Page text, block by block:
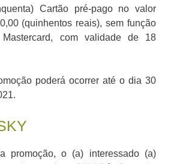
Cartão pré-pago no valor
(quinhentos reais), sem função
com validade de 18
poderá ocorrer até o dia 30
promoção, o (a) interessado (a)